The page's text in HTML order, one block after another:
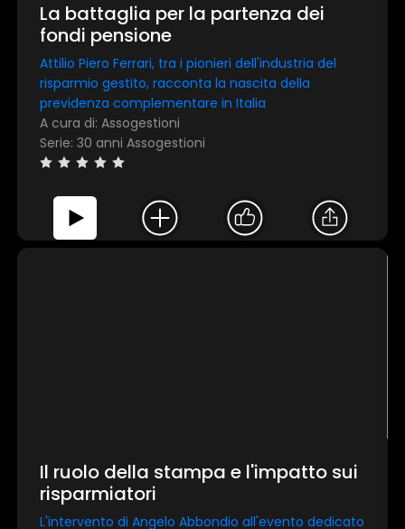
Questo sito web utilizza i cookie
La battaglia per la partenza dei
fondi pensione
Attilio Piero Ferrari, tra i pionieri dell'industria del
risparmio gestito, racconta la nascita della
previdenza complementare in Italia
A cura di: Assogestioni
Serie: 30 anni Assogestioni
Il ruolo della stampa e l'impatto sui
risparmiatori
L'intervento di Angelo Abbondio all'evento dedicato
5 stars
4 stars
3 stars
2 stars
1 star